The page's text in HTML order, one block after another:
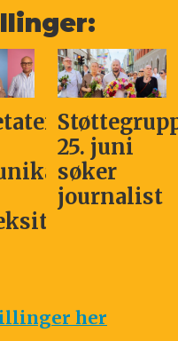
25. juni
søker
journalist
her